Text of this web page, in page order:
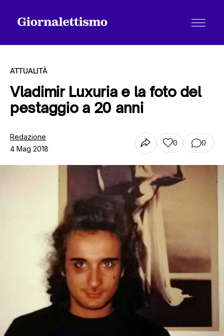
Tutti gli articoli
Chi siamo
ATTUALITÀ
Vladimir Luxuria e la foto del
pestaggio a 20 anni
Redazione
4 Mag 2018
0 0